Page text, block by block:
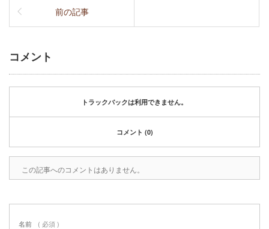
前の記事
コメント
トラックバックは利用できません。
コメント (0)
この記事へのコメントはありません。
名前 ( 必須 )